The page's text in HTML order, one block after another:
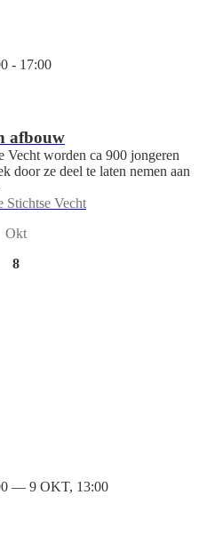
- 17:00
afbouw
Vecht worden ca 900 jongeren
door ze deel te laten nemen aan
Stichtse Vecht
Okt
8
— 9 OKT, 13:00